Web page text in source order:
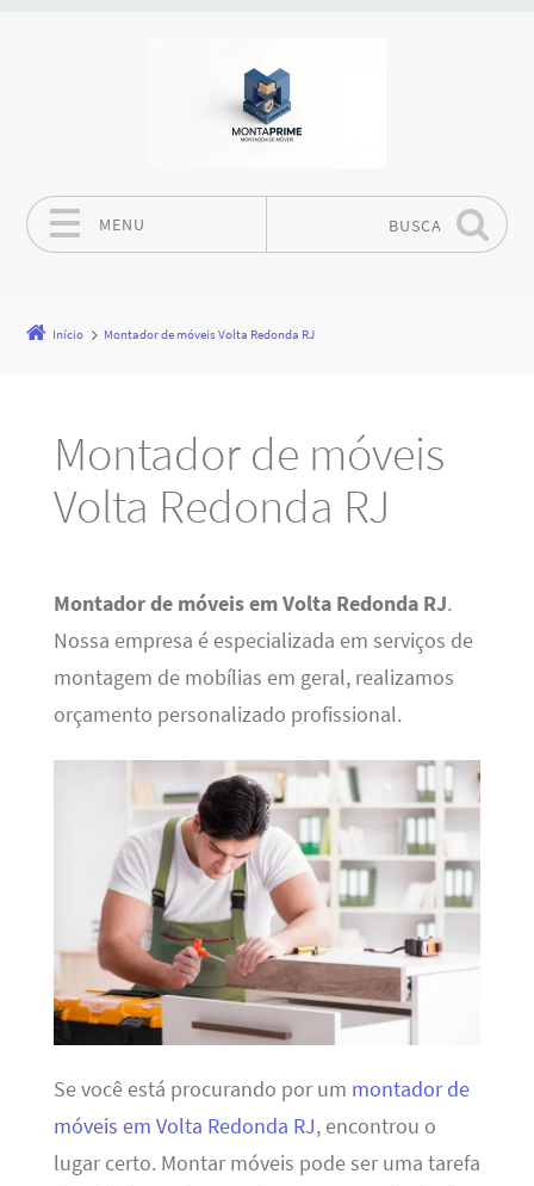
MENU BUSCA
Início Montador de móveis Volta Redonda RJ
Montador de móveis
Volta Redonda RJ
Montador de móveis em Volta Redonda RJ.
Nossa empresa é especializada em serviços de
montagem de mobílias em geral, realizamos
orçamento personalizado profissional.
Se você está procurando por um montador de
móveis em Volta Redonda RJ, encontrou o
lugar certo. Montar móveis pode ser uma tarefa